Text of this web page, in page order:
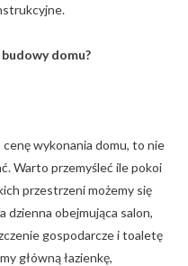
domu?
cenę wykonania domu, to nie
Warto przemyśleć ile pokoi
przestrzeni możemy się
dzienna obejmująca salon,
gospodarcze i toaletę
główną łazienkę,